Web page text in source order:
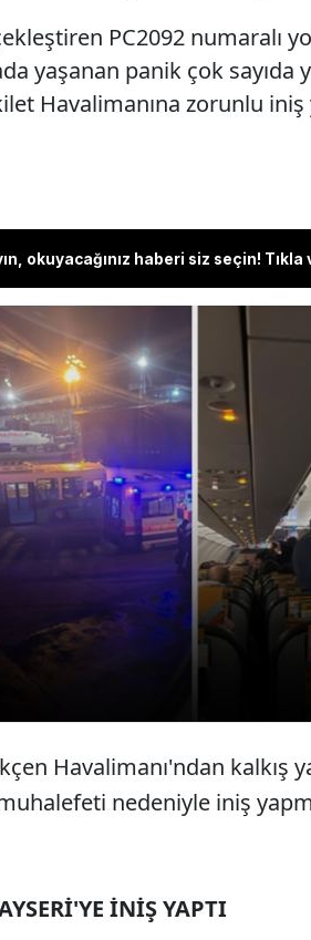
PC2092 numaralı
yaşanan panik çok
Havalimanına zorunlu iniş
okuyacağınız haberi siz seçin! Tıkla
seferini gerçekleştiren PC2092
hava koşulları nedeniyle üç kez
yaşanan panik çok sayıda
Hava Yolları'na ait uçak
iniş yaptı.
Havalimanı'ndan kalkış
nedeniyle iniş
İNİŞ YAPTI